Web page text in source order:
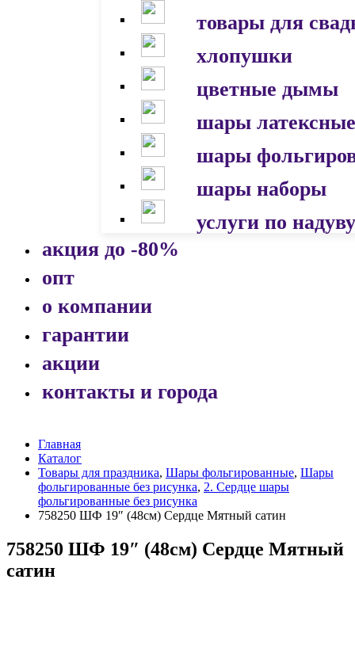
товары для
хлопушки
цветные дымы
шары латексные
шары
шары наборы
услуги по надуву
акция до -80%
опт
о компании
гарантии
акции
контакты и города
Главная
Каталог
Товары для праздника, Шары фольгированные, Шары
фольгированные без рисунка, 2. Сердце шары
фольгированные без рисунка
758250 ШФ 19″ (48см) Сердце Мятный сатин
758250 ШФ 19″ (48см) Сердце Мятный
сатин